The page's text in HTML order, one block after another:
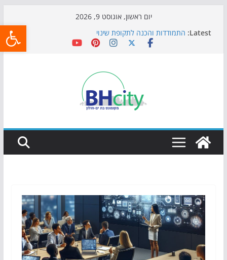
יום ראשון, אוגוסט 9, 2026
Latest: התמודדות והכנה לתקופת שינוי
אי ההרפתקאות ממשיך לכבוש את הגינות: מאות משפחות
כדורגל באווירה מיוחדת: הקרנת גמר המונדיאל בטרמינל
הקיץ של בני הנוער בבת־ים: חוף הריביירה הופך למרחב
בטוח בשעות הערב